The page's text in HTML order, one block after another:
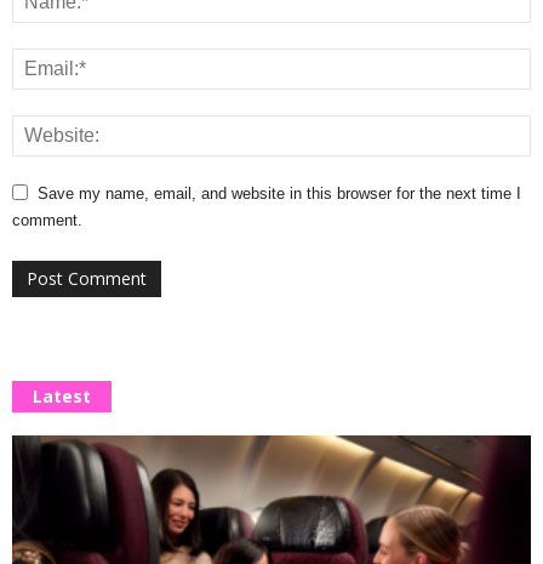
Save my name, email, and website in this browser for the next time I
comment.
Latest